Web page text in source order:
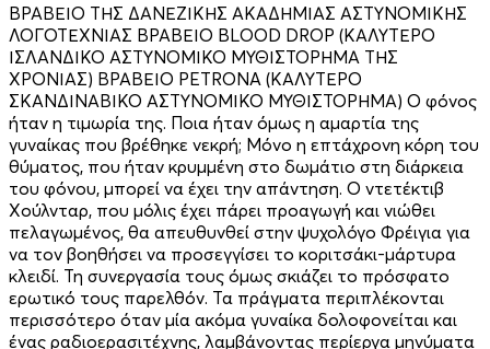
ΒΡΑΒΕΙΟ ΤΗΣ ΔΑΝΕΖΙΚΗΣ ΑΚΑΔΗΜΙΑΣ ΑΣΤΥΝΟΜΙΚΗΣ
ΛΟΓΟΤΕΧΝΙΑΣ ΒΡΑΒΕΙΟ BLOOD DROP (ΚΑΛΥΤΕΡΟ
ΙΣΛΑΝΔΙΚΟ ΑΣΤΥΝΟΜΙΚΟ ΜΥΘΙΣΤΟΡΗΜΑ ΤΗΣ
ΧΡΟΝΙΑΣ) ΒΡΑΒΕΙΟ PETRONA (ΚΑΛΥΤΕΡΟ
ΣΚΑΝΔΙΝΑΒΙΚΟ ΑΣΤΥΝΟΜΙΚΟ ΜΥΘΙΣΤΟΡΗΜΑ) Ο φόνος
ήταν η τιμωρία της. Ποια ήταν όμως η αμαρτία της
γυναίκας που βρέθηκε νεκρή; Μόνο η επτάχρονη κόρη του
θύματος, που ήταν κρυμμένη στο δωμάτιο στη διάρκεια
του φόνου, μπορεί να έχει την απάντηση. Ο ντετέκτιβ
Χούλνταρ, που μόλις έχει πάρει προαγωγή και νιώθει
πελαγωμένος, θα απευθυνθεί στην ψυχολόγο Φρέιγια για
να τον βοηθήσει να προσεγγίσει το κοριτσάκι-μάρτυρα
κλειδί. Τη συνεργασία τους όμως σκιάζει το πρόσφατο
ερωτικό τους παρελθόν. Τα πράγματα περιπλέκονται
περισσότερο όταν μία ακόμα γυναίκα δολοφονείται και
ένας ραδιοερασιτέχνης, λαμβάνοντας περίεργα μηνύματα